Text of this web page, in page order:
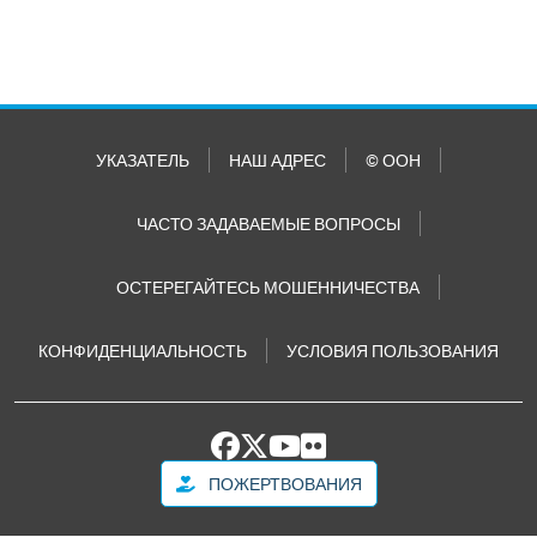
УКАЗАТЕЛЬ НАШ АДРЕС © ООН
ЧАСТО ЗАДАВАЕМЫЕ ВОПРОСЫ
ОСТЕРЕГАЙТЕСЬ МОШЕННИЧЕСТВА
КОНФИДЕНЦИАЛЬНОСТЬ УСЛОВИЯ ПОЛЬЗОВАНИЯ
ПОЖЕРТВОВАНИЯ